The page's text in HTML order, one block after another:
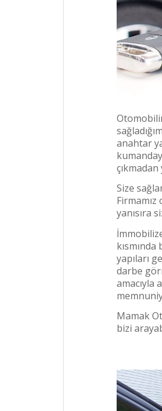
anahtar
Size
yanısıra
yapıları
darbe
amacıyla
Mamak
bizi